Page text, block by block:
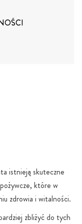
istnieją skuteczne
które w
zdrowia i witalności.
zbliżyć do tych